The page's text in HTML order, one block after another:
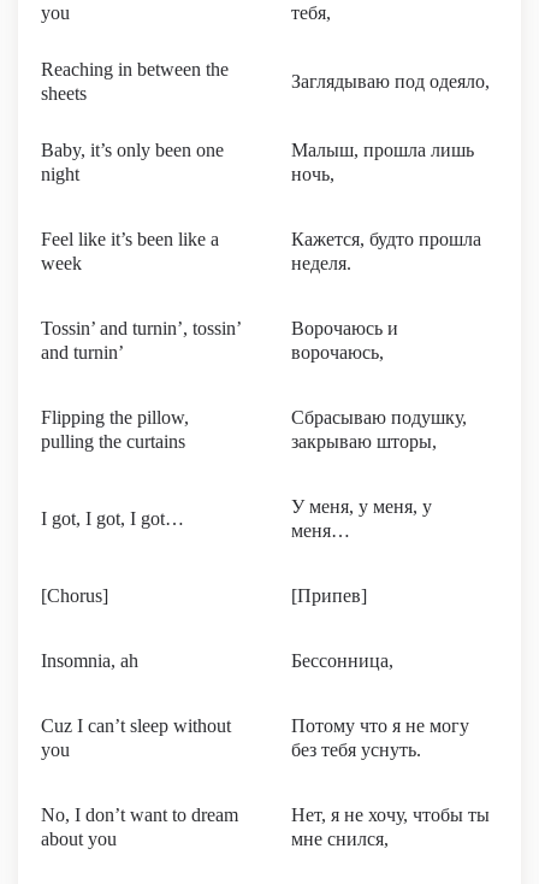
you
тебя,
Reaching in between the
sheets
Заглядываю под одеяло,
Baby, it’s only been one
night
Малыш, прошла лишь
ночь,
Feel like it’s been like a
week
Кажется, будто прошла
неделя.
Tossin’ and turnin’, tossin’
and turnin’
Ворочаюсь и
ворочаюсь,
Flipping the pillow,
pulling the curtains
Сбрасываю подушку,
закрываю шторы,
I got, I got, I got…
У меня, у меня, у
меня…
[Chorus] [Припев]
Insomnia, ah Бессонница,
Cuz I can’t sleep without
you
Потому что я не могу
без тебя уснуть.
No, I don’t want to dream
about you
Нет, я не хочу, чтобы ты
мне снился,